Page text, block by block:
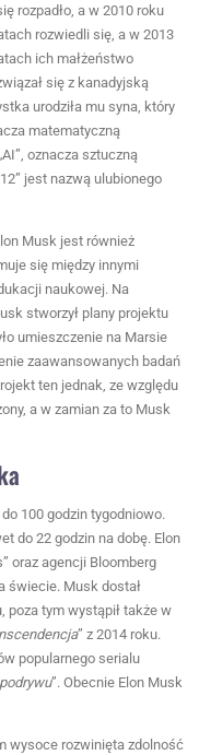
rozpadło, a w 2010 roku
rozwiedli się, a w 2013
ich małżeństwo
się z kanadyjską
urodziła mu syna, który
matematyczną
oznacza sztuczną
jest nazwą ulubionego
Musk jest również
się między innymi
naukowej. Na
stworzył plany projektu
umieszczenie na Marsie
zaawansowanych badań
ten jednak, ze względu
a w zamian za to Musk
100 godzin tygodniowo.
do 22 godzin na dobę. Elon
oraz agencji Bloomberg
świecie. Musk dostał
poza tym wystąpił także w
” z 2014 roku.
popularnego serialu
”. Obecnie Elon Musk
wysoce rozwinięta zdolność